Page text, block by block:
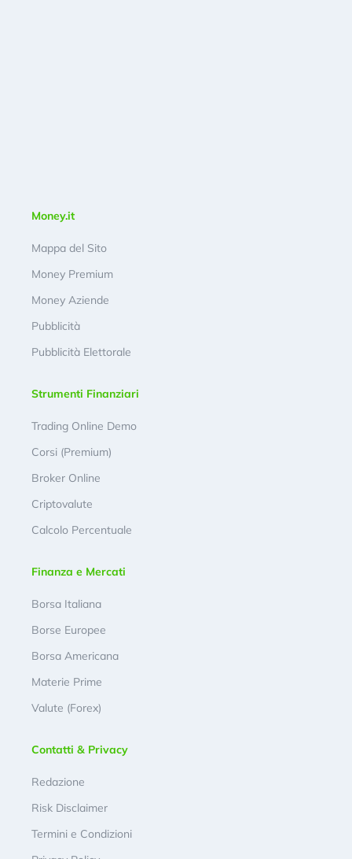
Money.it
Mappa del Sito
Money Premium
Money Aziende
Pubblicità
Pubblicità Elettorale
Strumenti Finanziari
Trading Online Demo
Corsi (Premium)
Broker Online
Criptovalute
Calcolo Percentuale
Finanza e Mercati
Borsa Italiana
Borse Europee
Borsa Americana
Materie Prime
Valute (Forex)
Contatti & Privacy
Redazione
Risk Disclaimer
Termini e Condizioni